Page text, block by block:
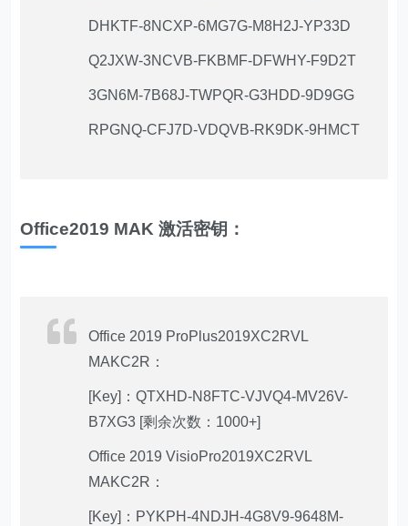
DHKTF-8NCXP-6MG7G-M8H2J-YP33D
Q2JXW-3NCVB-FKBMF-DFWHY-F9D2T
3GN6M-7B68J-TWPQR-G3HDD-9D9GG
RPGNQ-CFJ7D-VDQVB-RK9DK-9HMCT
Office2019 MAK 激活密钥：
Office 2019 ProPlus2019XC2RVL
MAKC2R：
[Key]：QTXHD-N8FTC-VJVQ4-MV26V-
B7XG3 [剩余次数：1000+]
Office 2019 VisioPro2019XC2RVL
MAKC2R：
[Key]：PYKPH-4NDJH-4G8V9-9648M-